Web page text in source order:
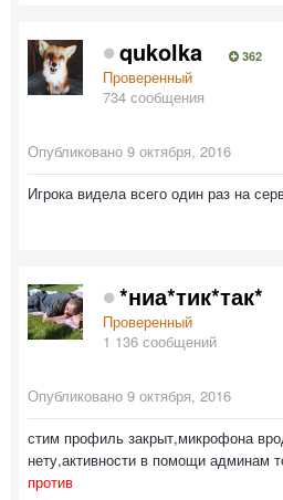
qukolka 362
Проверенный
734 сообщения
Опубликовано 9 октября, 2016
Игрока видела всего один раз на
*ниа*тик*так*
Проверенный
1 136 сообщений
Опубликовано 9 октября, 2016
стим профиль закрыт,микрофона
нету,активности в помощи админам
против